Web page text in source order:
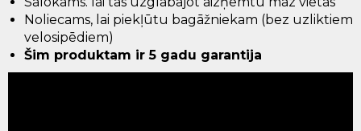
Noliecams, lai piekļūtu bagāžniekam (bez uzliktiem
velosipēdiem)
Šim produktam ir 5 gadu garantija